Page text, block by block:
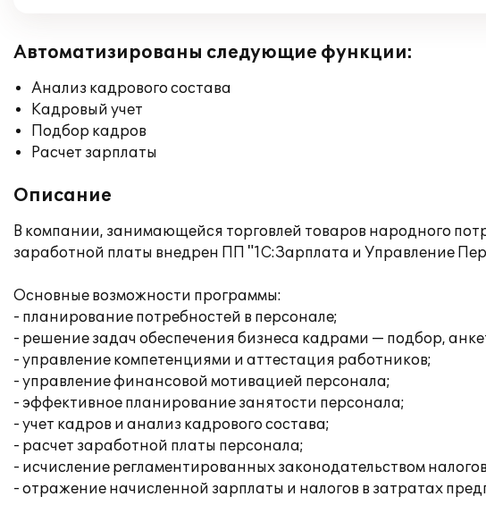
Автоматизированы следующие функции:
Анализ кадрового состава
Кадровый учет
Подбор кадров
Расчет зарплаты
Описание
В компании, занимающейся торговлей товаров народного
заработной платы внедрен ПП "1С:Зарплата и Управление
Основные возможности программы:
- планирование потребностей в персонале;
- решение задач обеспечения бизнеса кадрами — подбор,
- управление компетенциями и аттестация работников;
- управление финансовой мотивацией персонала;
- эффективное планирование занятости персонала;
- учет кадров и анализ кадрового состава;
- расчет заработной платы персонала;
- исчисление регламентированных законодательством
- отражение начисленной зарплаты и налогов в затратах